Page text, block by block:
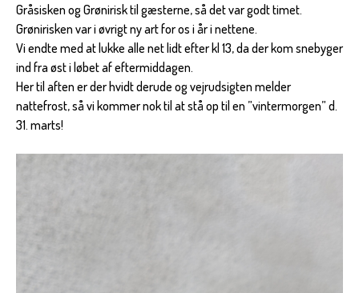
Gråsisken og Grønirisk til gæsterne, så det var godt timet.
Grønirisken var i øvrigt ny art for os i år i nettene.
Vi endte med at lukke alle net lidt efter kl 13, da der kom snebyger
ind fra øst i løbet af eftermiddagen.
Her til aften er der hvidt derude og vejrudsigten melder
nattefrost, så vi kommer nok til at stå op til en ”vintermorgen” d.
31. marts!